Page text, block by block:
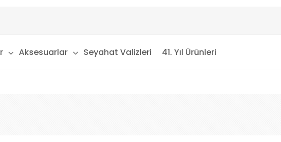
Aksesuarlar Seyahat Valizleri 41. Yıl Ürünleri